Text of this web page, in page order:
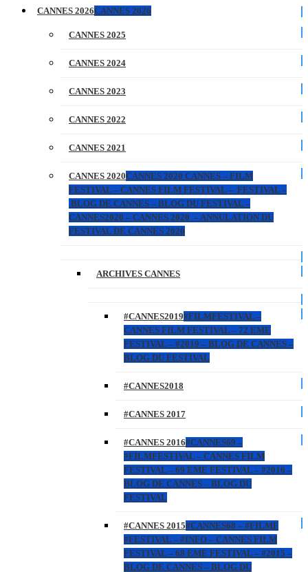
CANNES 2026CANNES 2026
CANNES 2025
CANNES 2024
CANNES 2023
CANNES 2022
CANNES 2021
CANNES 2020CANNES 2020 CANNES – FILM
FESTIVAL – CANNES FILM FESTIVAL – FESTIVAL –
BLOG DE CANNES – BLOG DU FESTIVAL –
CANNES2020 – CANNES 2020 – ANNULATION DU
FESTIVAL DE CANNES 2020
ARCHIVES CANNES
#CANNES2019#FILMFESTIVAL –
CANNES FILM FESTIVAL – 72 EME
FESTIVAL – #2019 – BLOG DE CANNES –
BLOG DU FESTIVAL
#CANNES2018
#CANNES 2017
#CANNES 2016#CANNES69 –
#FILMFESTIVAL – CANNES FILM
FESTIVAL – 69 EME FESTIVAL – #2016 –
BLOG DE CANNES – BLOG DU
FESTIVAL
#CANNES 2015#CANNES68 – #FILMF
#FESTIVAL – #INFO – CANNES FILM
FESTIVAL – 68 EME FESTIVAL – #2015 –
BLOG DE CANNES – BLOG DU